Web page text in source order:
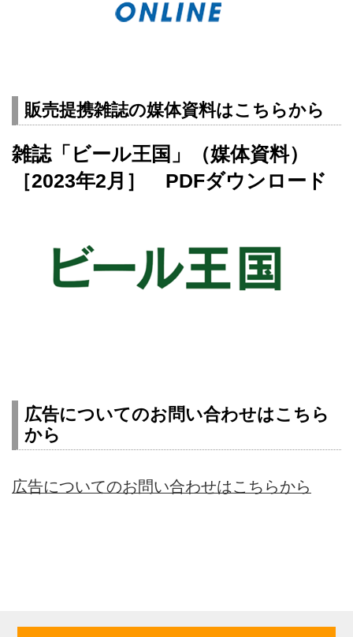
販売提携雑誌の媒体資料はこちらから
雑誌「ビール王国」（媒体資料）
［2023年2月］ PDFダウンロード
広告についてのお問い合わせはこちら
から
広告についてのお問い合わせはこちらから